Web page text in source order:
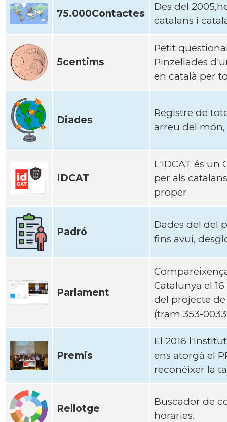
75.000Contactes
Des del
catalans i
5centims
Petit
Pinzellades
en català per
Diades
Registre de
arreu del món,
IDCAT
L'IDCAT és
per als
proper
Padró
Dades del del
fins avui,
Parlament
Catalunya el
del projecte
(tram 353-
Premis
El 2016
ens atorgà el
reconéixer la
Rellotge
Buscador de
horaries.